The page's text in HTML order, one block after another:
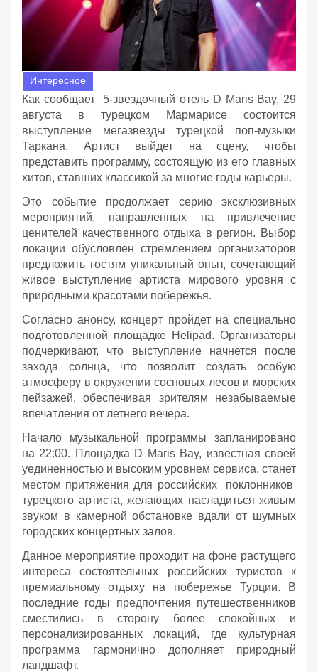
Интересное
Как сообщает 5-звездочный отель D Maris Bay, 29
августа в турецком Мармарисе состоится
выступление мегазвезды турецкой поп-музыки
Таркана. Артист выйдет на сцену, чтобы
представить программу, состоящую из его главных
хитов, ставших классикой за многие годы карьеры.
Это событие продолжает серию эксклюзивных
мероприятий, направленных на привлечение
ценителей качественного отдыха в регион. Выбор
локации обусловлен стремлением организаторов
предложить гостям уникальный опыт, сочетающий
живое выступление артиста мирового уровня с
природными красотами побережья.
Согласно анонсу, концерт пройдет на специально
подготовленной площадке Helipad. Организаторы
подчеркивают, что выступление начнется после
захода солнца, что позволит создать особую
атмосферу в окружении сосновых лесов и морских
пейзажей, обеспечивая зрителям незабываемые
впечатления от летнего вечера.
Начало музыкальной программы запланировано
на 22:00. Площадка D Maris Bay, известная своей
уединенностью и высоким уровнем сервиса, станет
местом притяжения для российских поклонников
турецкого артиста, желающих насладиться живым
звуком в камерной обстановке вдали от шумных
городских концертных залов.
Данное мероприятие проходит на фоне растущего
интереса состоятельных российских туристов к
премиальному отдыху на побережье Турции. В
последние годы предпочтения путешественников
сместились в сторону более спокойных и
персонализированных локаций, где культурная
программа гармонично дополняет природный
ландшафт.